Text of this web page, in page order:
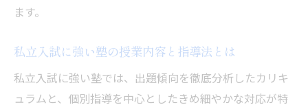
る方法
冬休み期間の塾活用で苦手科目を克服する
コツ
ます。
私立入試に強い塾の授業内容と指導法とは
私立入試に強い塾では、出題傾向を徹底分析したカリキ
ュラムと、個別指導を中心としたきめ細やかな対応が特